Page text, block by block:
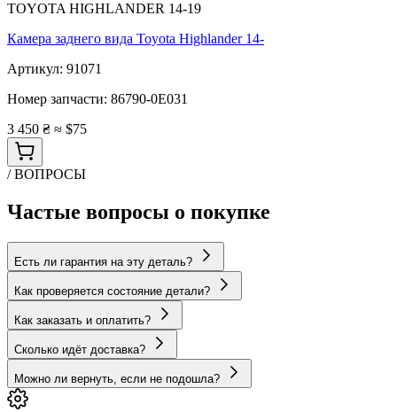
TOYOTA HIGHLANDER 14-19
Камера заднего вида Toyota Highlander 14-
Артикул: 91071
Номер запчасти: 86790-0E031
3 450 ₴ ≈ $75
/ ВОПРОСЫ
Частые вопросы о покупке
Есть ли гарантия на эту деталь?
Как проверяется состояние детали?
Как заказать и оплатить?
Сколько идёт доставка?
Можно ли вернуть, если не подошла?